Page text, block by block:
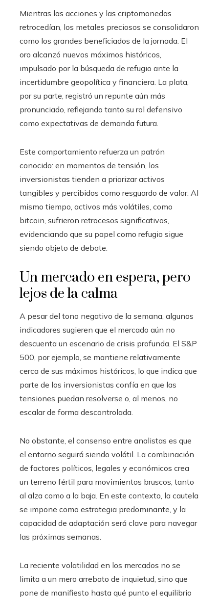
Mientras las acciones y las criptomonedas
retrocedían, los metales preciosos se consolidaron
como los grandes beneficiados de la jornada. El
oro alcanzó nuevos máximos históricos,
impulsado por la búsqueda de refugio ante la
incertidumbre geopolítica y financiera. La plata,
por su parte, registró un repunte aún más
pronunciado, reflejando tanto su rol defensivo
como expectativas de demanda futura.
Este comportamiento refuerza un patrón
conocido: en momentos de tensión, los
inversionistas tienden a priorizar activos
tangibles y percibidos como resguardo de valor. Al
mismo tiempo, activos más volátiles, como
bitcoin, sufrieron retrocesos significativos,
evidenciando que su papel como refugio sigue
siendo objeto de debate.
Un mercado en espera, pero
lejos de la calma
A pesar del tono negativo de la semana, algunos
indicadores sugieren que el mercado aún no
descuenta un escenario de crisis profunda. El S&P
500, por ejemplo, se mantiene relativamente
cerca de sus máximos históricos, lo que indica que
parte de los inversionistas confía en que las
tensiones puedan resolverse o, al menos, no
escalar de forma descontrolada.
No obstante, el consenso entre analistas es que
el entorno seguirá siendo volátil. La combinación
de factores políticos, legales y económicos crea
un terreno fértil para movimientos bruscos, tanto
al alza como a la baja. En este contexto, la cautela
se impone como estrategia predominante, y la
capacidad de adaptación será clave para navegar
las próximas semanas.
La reciente volatilidad en los mercados no se
limita a un mero arrebato de inquietud, sino que
pone de manifiesto hasta qué punto el equilibrio